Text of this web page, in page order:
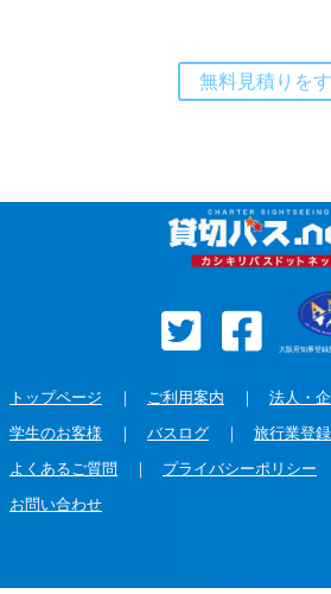
無料見積りを
大阪府知事登録
トップページ ｜ ご利用案内 ｜ 法人・
学生のお客様 ｜ バスログ ｜ 旅行業登
よくあるご質問 ｜ プライバシーポリシー
お問い合わせ